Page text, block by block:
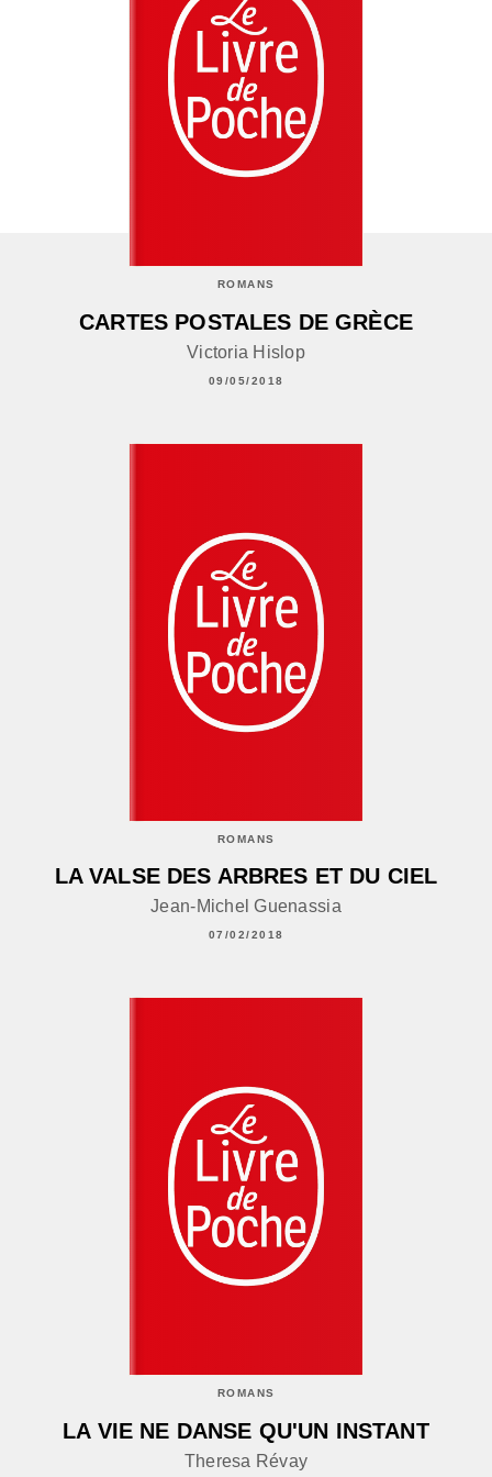
ROMANS
CARTES POSTALES DE GRÈCE
Victoria Hislop
09/05/2018
ROMANS
LA VALSE DES ARBRES ET DU CIEL
Jean-Michel Guenassia
07/02/2018
ROMANS
LA VIE NE DANSE QU'UN INSTANT
Theresa Révay